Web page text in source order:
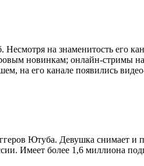
на знаменитость его
новинкам; онлайн-стримы
на его канале появились
Ютуба. Девушка снимает и
Имеет более 1,6 миллиона